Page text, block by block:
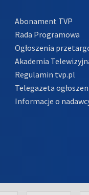
Abonament TVP
Rada Programowa
Ogłoszenia
Akademia
Regulamin tvp.pl
Telegazeta
Informacje o